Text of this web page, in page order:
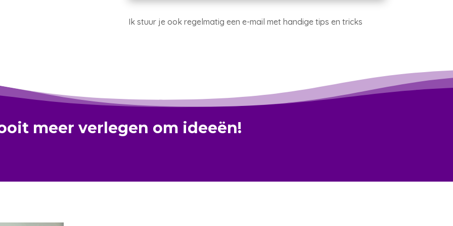
Ik stuur je ook regelmatig een e-mail met handige tips en tricks
meer verlegen om ideeën!